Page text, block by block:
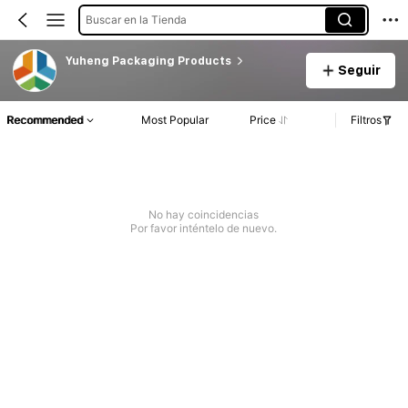
Buscar en la Tienda
Yuheng Packaging Products
Seguir
Recommended Most Popular Price Filtros
No hay coincidencias
Por favor inténtelo de nuevo.